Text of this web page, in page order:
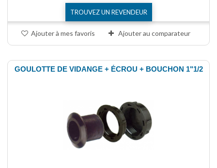
TROUVEZ UN REVENDEUR
Ajouter à mes favoris Ajouter au comparateur
GOULOTTE DE VIDANGE + ÉCROU + BOUCHON 1"1/2